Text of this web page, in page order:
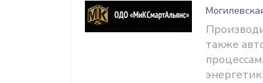
также